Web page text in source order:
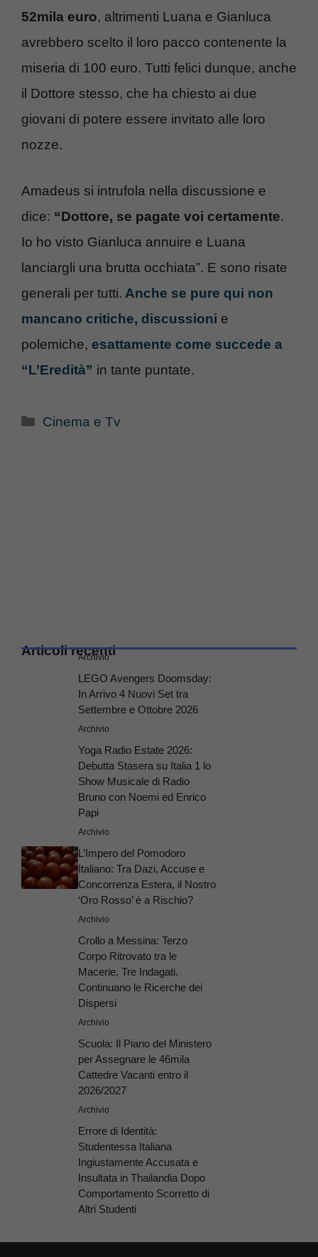
52mila euro, altrimenti Luana e Gianluca
avrebbero scelto il loro pacco contenente la
miseria di 100 euro. Tutti felici dunque, anche
il Dottore stesso, che ha chiesto ai due
giovani di potere essere invitato alle loro
nozze.
Amadeus si intrufola nella discussione e
dice: “Dottore, se pagate voi certamente.
Io ho visto Gianluca annuire e Luana
lanciargli una brutta occhiata”. E sono risate
generali per tutti. Anche se pure qui non
mancano critiche, discussioni e
polemiche, esattamente come succede a
“L’Eredità” in tante puntate.
Categorie
Cinema e Tv
Articoli recenti
Archivio
LEGO Avengers Doomsday:
In Arrivo 4 Nuovi Set tra
Settembre e Ottobre 2026
Archivio
Yoga Radio Estate 2026:
Debutta Stasera su Italia 1 lo
Show Musicale di Radio
Bruno con Noemi ed Enrico
Papi
Archivio
L’Impero del Pomodoro
Italiano: Tra Dazi, Accuse e
Concorrenza Estera, il Nostro
‘Oro Rosso’ è a Rischio?
Archivio
Crollo a Messina: Terzo
Corpo Ritrovato tra le
Macerie, Tre Indagati.
Continuano le Ricerche dei
Dispersi
Archivio
Scuola: Il Piano del Ministero
per Assegnare le 46mila
Cattedre Vacanti entro il
2026/2027
Archivio
Errore di Identità:
Studentessa Italiana
Ingiustamente Accusata e
Insultata in Thailandia Dopo
Comportamento Scorretto di
Altri Studenti